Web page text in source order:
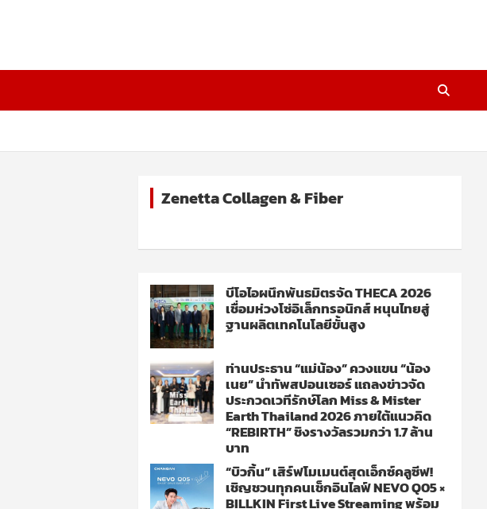
Zenetta Collagen & Fiber
บีโอไอผนึกพันธมิตรจัด THECA 2026
เชื่อมห่วงโซ่อิเล็กทรอนิกส์ หนุนไทยสู่
ฐานผลิตเทคโนโลยีขั้นสูง
ท่านประธาน “แม่น้อง” ควงแขน “น้อง
เนย” นำทัพสปอนเซอร์ แถลงข่าวจัด
ประกวดเวทีรักษ์โลก Miss & Mister
Earth Thailand 2026 ภายใต้แนวคิด
“REBIRTH” ชิงรางวัลรวมกว่า 1.7 ล้าน
บาท
“บิวกิ้น” เสิร์ฟโมเมนต์สุดเอ็กซ์คลูซีฟ!
เชิญชวนทุกคนเช็กอินไลฟ์ NEVO Q05 ×
BILLKIN First Live Streaming พร้อม